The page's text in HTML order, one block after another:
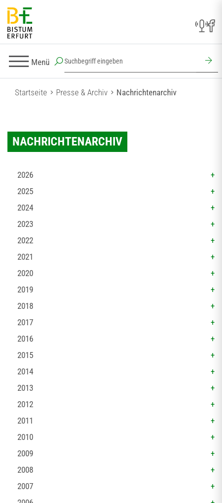
Menü
Startseite Presse & Archiv Nachrichtenarchiv
NACHRICHTENARCHIV
2026
2025
2024
2023
2022
2021
2020
2019
2018
2017
2016
2015
2014
2013
2012
2011
2010
2009
2008
2007